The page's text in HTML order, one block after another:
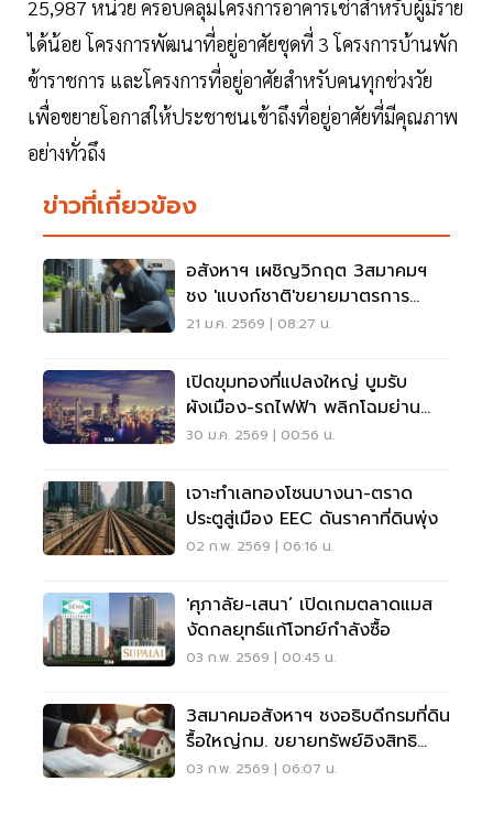
25,987 หน่วย ครอบคลุมโครงการอาคารเช่าสำหรับผู้มีราย
ได้น้อย โครงการพัฒนาที่อยู่อาศัยชุดที่ 3 โครงการบ้านพัก
ข้าราชการ และโครงการที่อยู่อาศัยสำหรับคนทุกช่วงวัย
เพื่อขยายโอกาสให้ประชาชนเข้าถึงที่อยู่อาศัยที่มีคุณภาพ
อย่างทั่วถึง
ข่าวที่เกี่ยวข้อง
อสังหาฯ เผชิญวิกฤต 3สมาคมฯ
ชง 'แบงก์ชาติ'ขยายมาตรการ
LTVออกไปอีก1ปี
21 ม.ค. 2569 | 08:27 น.
เปิดขุมทองที่แปลงใหญ่ บูมรับ
ผังเมือง-รถไฟฟ้า พลิกโฉมย่าน
ธุรกิจใหม่
30 ม.ค. 2569 | 00:56 น.
เจาะทำเลทองโซนบางนา-ตราด
ประตูสู่เมือง EEC ดันราคาที่ดินพุ่ง
02 ก.พ. 2569 | 06:16 น.
'ศุภาลัย-เสนา’ เปิดเกมตลาดแมส
งัดกลยุทธ์แก้โจทย์กำลังซื้อ
03 ก.พ. 2569 | 00:45 น.
3สมาคมอสังหาฯ ชงอธิบดีกรมที่ดิน
รื้อใหญ่กม. ขยายทรัพย์อิงสิทธิ
เช่า60ปี-ลดขนาดบ้านจัดสรร
03 ก.พ. 2569 | 06:07 น.